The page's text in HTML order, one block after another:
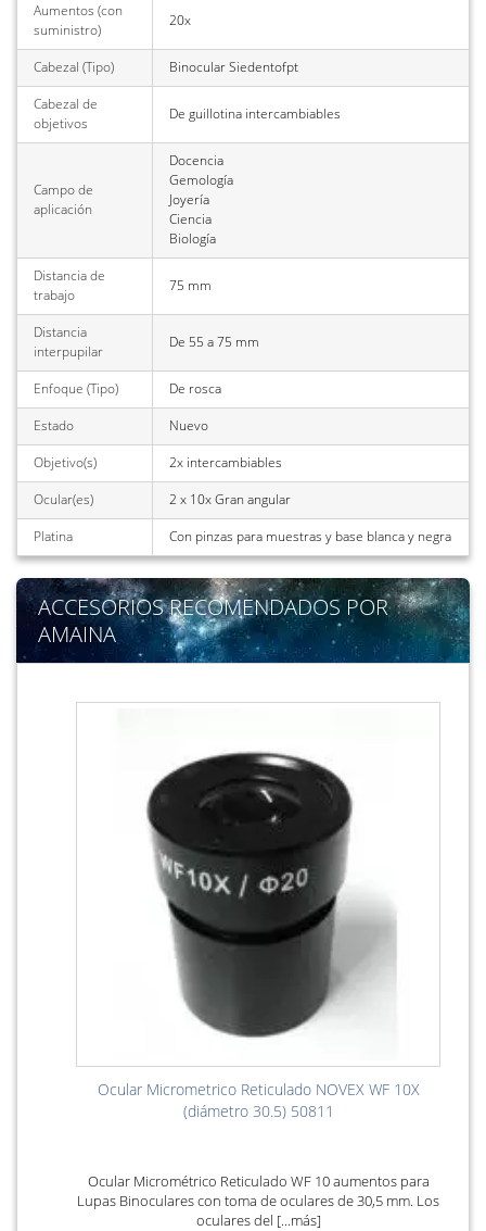
Aumentos (con
suministro)
20x
Cabezal (Tipo)
Binocular Siedentofpt
Cabezal de
objetivos
De guillotina intercambiables
Campo de
aplicación
Docencia
Gemología
Joyería
Ciencia
Biología
Distancia de
trabajo
75 mm
Distancia
interpupilar
De 55 a 75 mm
Enfoque (Tipo)
De rosca
Estado
Nuevo
Objetivo(s)
2x intercambiables
Ocular(es)
2 x 10x Gran angular
Platina
Con pinzas para muestras y base blanca y negra
ACCESORIOS RECOMENDADOS POR
AMAINA
Ocular Micrometrico Reticulado NOVEX WF 10X
(diámetro 30.5) 50811
Ocular Micrométrico Reticulado WF 10 aumentos para
Lupas Binoculares con toma de oculares de 30,5 mm. Los
oculares del [...más]